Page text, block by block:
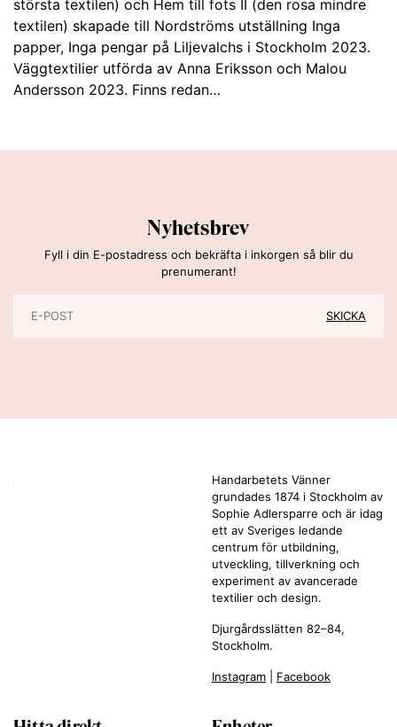
största textilen) och Hem till fots II (den rosa mindre
textilen) skapade till Nordströms utställning Inga
papper, Inga pengar på Liljevalchs i Stockholm 2023.
Väggtextilier utförda av Anna Eriksson och Malou
Andersson 2023. Finns redan…
Nyhetsbrev
Fyll i din E-postadress och bekräfta i inkorgen så blir du
prenumerant!
Handarbetets Vänner
grundades 1874 i Stockholm av
Sophie Adlersparre och är idag
ett av Sveriges ledande
centrum för utbildning,
utveckling, tillverkning och
experiment av avancerade
textilier och design.
Djurgårdsslätten 82–84,
Stockholm.
Instagram Facebook